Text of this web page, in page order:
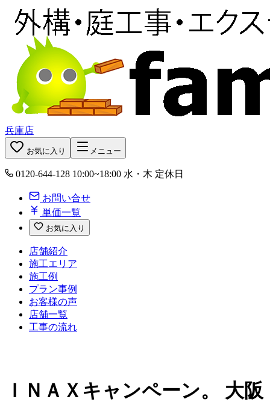
兵庫店
お気に入り メニュー
0120-644-128 10:00~18:00 水・木 定休日
お問い合せ
単価一覧
お気に入り
店舗紹介
施工エリア
施工例
プラン事例
お客様の声
店舗一覧
工事の流れ
ＩＮＡＸキャンペーン。 大阪